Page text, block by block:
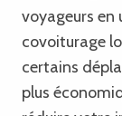
voyageurs en
covoiturage
certains
plus